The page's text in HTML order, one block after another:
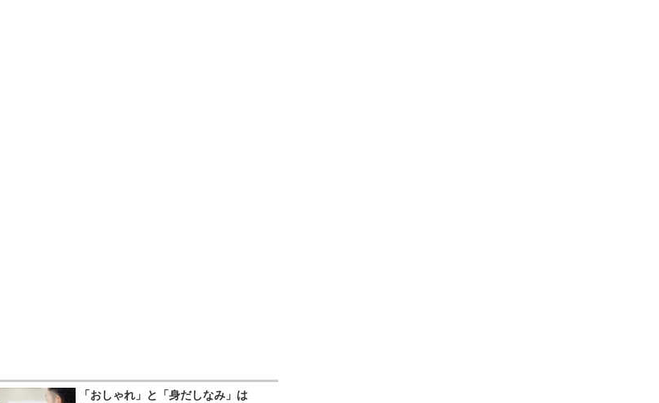
「おしゃれ」と「身だしなみ」は